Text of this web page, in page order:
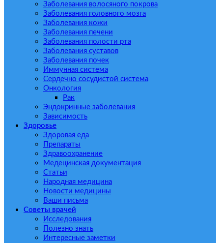
Заболевания волосяного покрова
Заболевания головного мозга
Заболевания кожи
Заболевания печени
Заболевания полости рта
Заболевания суставов
Заболевания почек
Иммунная система
Сердечно сосудистой система
Онкология
Рак
Эндокринные заболевания
Зависимость
Здоровье
Здоровая еда
Препараты
Здравоохранение
Медецинская документация
Статьи
Народная медицина
Новости медицины
Ваши письма
Советы врачей
Исследования
Полезно знать
Интересные заметки